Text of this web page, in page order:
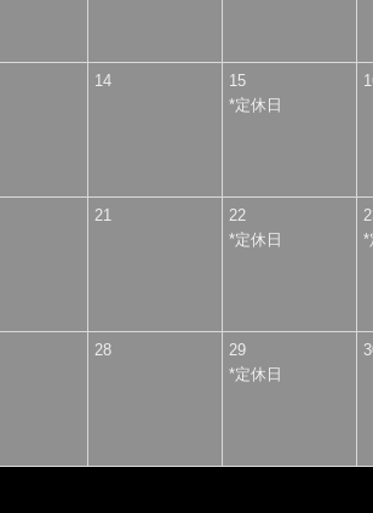
14
15
*定休日
21
22
*定休日
*
28
29
*定休日